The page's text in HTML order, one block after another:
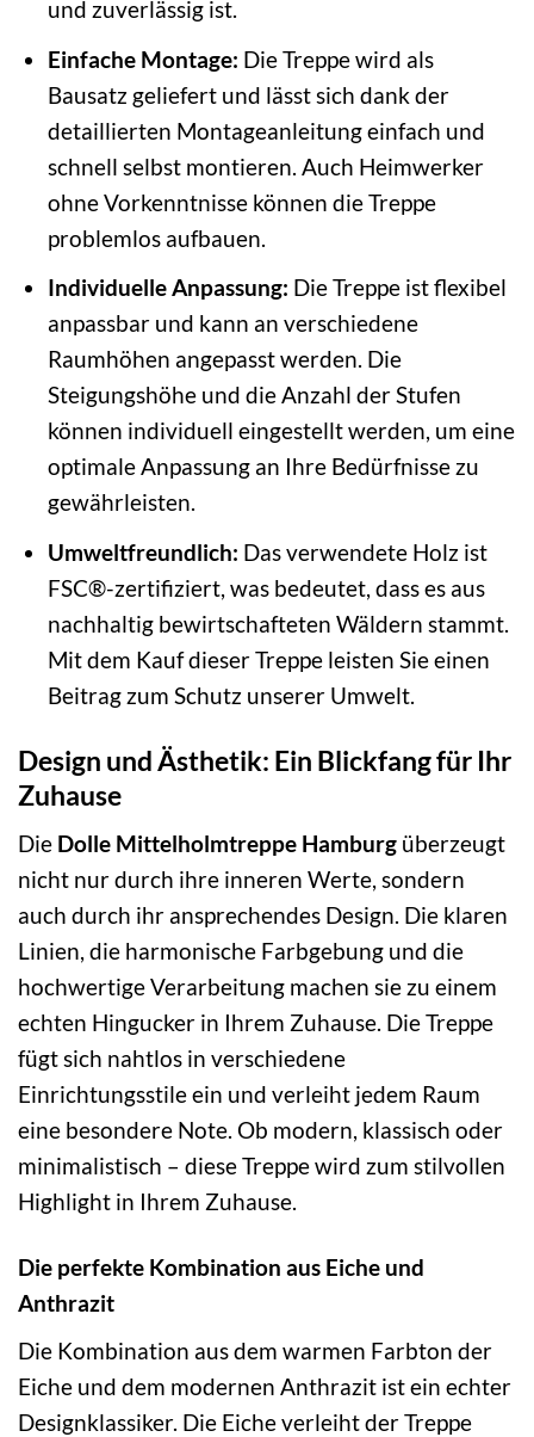
und zuverlässig ist.
Einfache Montage: Die Treppe wird als
Bausatz geliefert und lässt sich dank der
detaillierten Montageanleitung einfach und
schnell selbst montieren. Auch Heimwerker
ohne Vorkenntnisse können die Treppe
problemlos aufbauen.
Individuelle Anpassung: Die Treppe ist flexibel
anpassbar und kann an verschiedene
Raumhöhen angepasst werden. Die
Steigungshöhe und die Anzahl der Stufen
können individuell eingestellt werden, um eine
optimale Anpassung an Ihre Bedürfnisse zu
gewährleisten.
Umweltfreundlich: Das verwendete Holz ist
FSC®-zertifiziert, was bedeutet, dass es aus
nachhaltig bewirtschafteten Wäldern stammt.
Mit dem Kauf dieser Treppe leisten Sie einen
Beitrag zum Schutz unserer Umwelt.
Design und Ästhetik: Ein Blickfang für Ihr
Zuhause
Die Dolle Mittelholmtreppe Hamburg überzeugt
nicht nur durch ihre inneren Werte, sondern
auch durch ihr ansprechendes Design. Die klaren
Linien, die harmonische Farbgebung und die
hochwertige Verarbeitung machen sie zu einem
echten Hingucker in Ihrem Zuhause. Die Treppe
fügt sich nahtlos in verschiedene
Einrichtungsstile ein und verleiht jedem Raum
eine besondere Note. Ob modern, klassisch oder
minimalistisch – diese Treppe wird zum stilvollen
Highlight in Ihrem Zuhause.
Die perfekte Kombination aus Eiche und
Anthrazit
Die Kombination aus dem warmen Farbton der
Eiche und dem modernen Anthrazit ist ein echter
Designklassiker. Die Eiche verleiht der Treppe